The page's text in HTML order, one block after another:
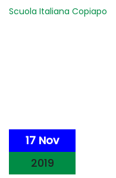
Scuola Italiana Copiapo
17 Nov
2019